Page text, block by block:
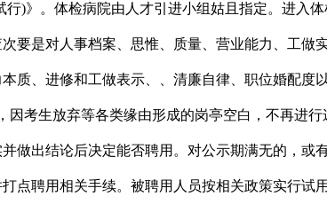
)》。体检病院由人才引进小组姑且指定。进入
要是对人事档案、思惟、质量、营业能力、工做
质、进修和工做表示、、清廉自律、职位婚配
考生放弃等各类缘由形成的岗亭空白，不再进
做出结论后决定能否聘用。对公示期满无的，
点聘用相关手续。被聘用人员按相关政策实行